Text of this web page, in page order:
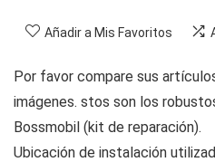
Añadir a Mis Favoritos
Por favor compare sus
imágenes. stos son los
Bossmobil (kit de reparación).
Ubicación de instalación